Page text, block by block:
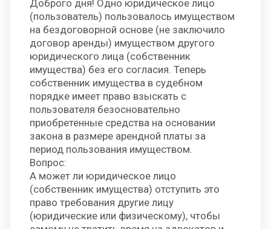
Доброго дня! Одно юридическое лицо
(пользователь) пользовалось имуществом
на бездоговорной основе (не заключило
договор аренды) имуществом другого
юридического лица (собственник
имущества) без его согласия. Теперь
собственник имущества в судебном
порядке имеет право взыскать с
пользователя безосновательно
приобретенные средства на основании
закона в размере арендной платы за
период пользования имуществом.
Вопрос:
А может ли юридическое лицо
(собственник имущества) отступить это
право требования другие лицу
(юридические или физическому), чтобы